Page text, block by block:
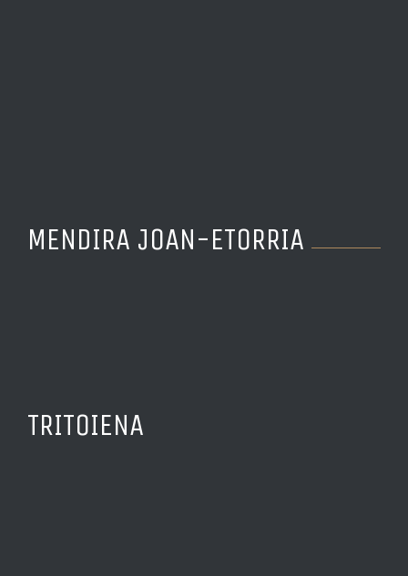
MENDIRA JOAN-ETORRIA
TRITOIENA